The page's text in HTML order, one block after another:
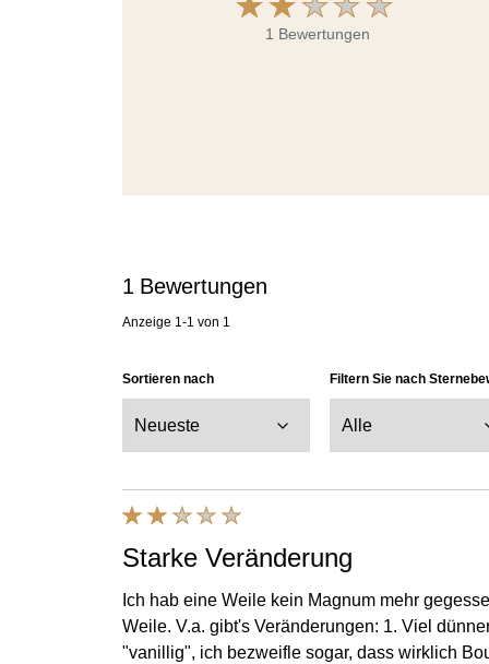
1 Bewertungen
1 Bewertungen
Anzeige 1-1 von 1
Sortieren nach Filtern Sie nach
Starke Veränderung
Ich hab eine Weile kein Magnum mehr
Weile. V.a. gibt's Veränderungen: 1. Viel
"vanillig", ich bezweifle sogar, dass wirklich